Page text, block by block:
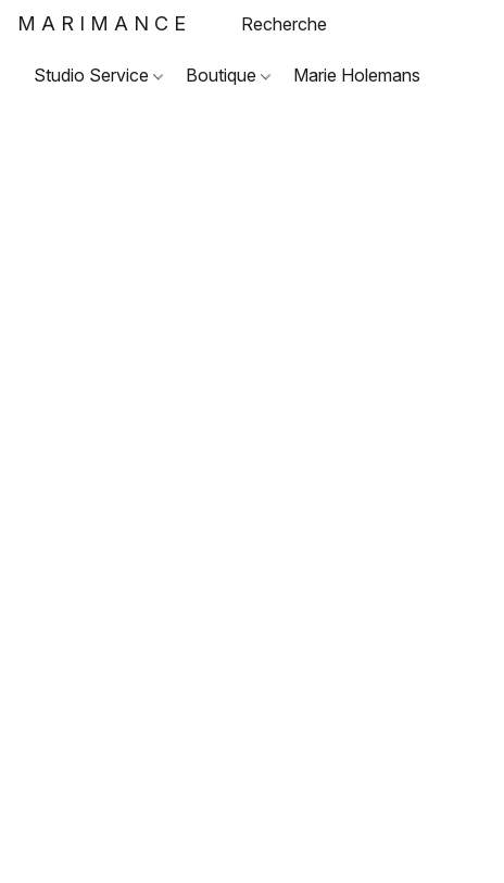
MARIMANCE
Studio Service Boutique Marie Holemans